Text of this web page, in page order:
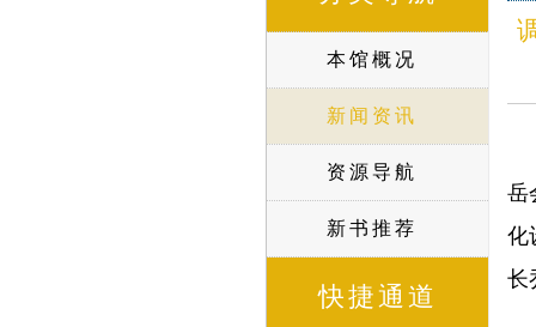
本馆概况
新闻资讯
资源导航
新书推荐
快捷通道
岳
化
长